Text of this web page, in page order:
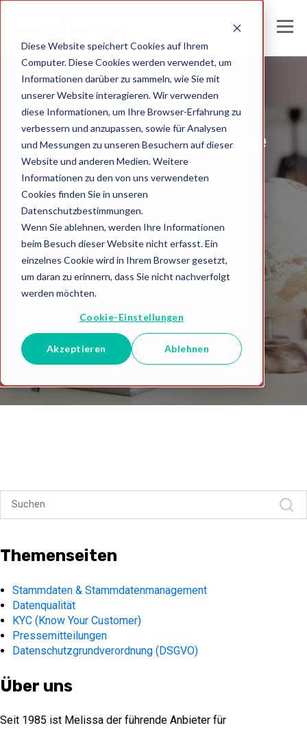
Diese Website speichert Cookies auf Ihrem
Computer. Diese Cookies werden verwendet, um
Informationen darüber zu sammeln, wie Sie mit
unserer Website interagieren. Wir verwenden
diese Informationen, um Ihre Browser-Erfahrung zu
verbessern und anzupassen, sowie für Analysen
und Messungen zu unseren Besuchern auf dieser
Website und anderen Medien. Weitere
Informationen zu den von uns verwendeten
Cookies finden Sie in unseren
Datenschutzbestimmungen.
Wenn Sie ablehnen, werden Ihre Informationen
beim Besuch dieser Website nicht erfasst. Ein
einzelnes Cookie wird in Ihrem Browser gesetzt,
um daran zu erinnern, dass Sie nicht nachverfolgt
werden möchten.
Cookie-Einstellungen
Akzeptieren Ablehnen
Melissa Germany
Global Intelligence
Blog
Einblicke und Analysen für datengetriebene
Unternehmen
Themenseiten
Stammdaten & Stammdatenmanagement
Datenqualität
KYC (Know Your Customer)
Pressemitteilungen
Datenschutzgrundverordnung (DSGVO)
Über uns
Seit 1985 ist Melissa der führende Anbieter für